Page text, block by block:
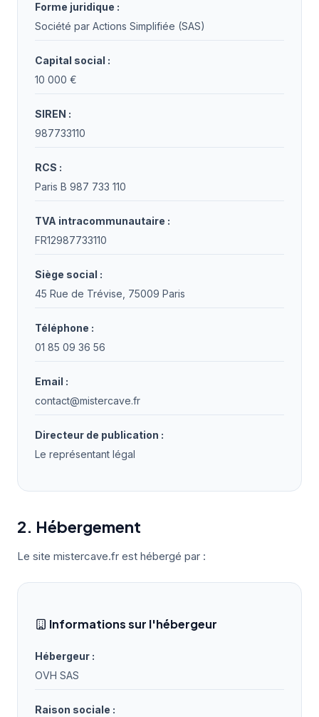
Forme juridique :
Société par Actions Simplifiée (SAS)
Capital social :
10 000 €
SIREN :
987733110
RCS :
Paris B 987 733 110
TVA intracommunautaire :
FR12987733110
Siège social :
45 Rue de Trévise, 75009 Paris
Téléphone :
01 85 09 36 56
Email :
contact@mistercave.fr
Directeur de publication :
Le représentant légal
2. Hébergement
Le site mistercave.fr est hébergé par :
Informations sur l'hébergeur
Hébergeur :
OVH SAS
Raison sociale :